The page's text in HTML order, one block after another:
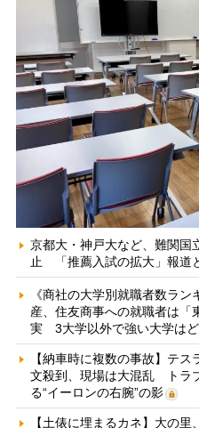
京都大・神戸大など、難関国
止 「推薦入試の拡大」報道
《商社の大学別就職者数ラ
産、住友商事への就職者は「
実 3大学以外で強い大学は
【納車時に複数の事故】テス
文殺到、現場は大混乱 トラ
る“イーロンの右腕”の影
【土俵に埋まるカネ】大の